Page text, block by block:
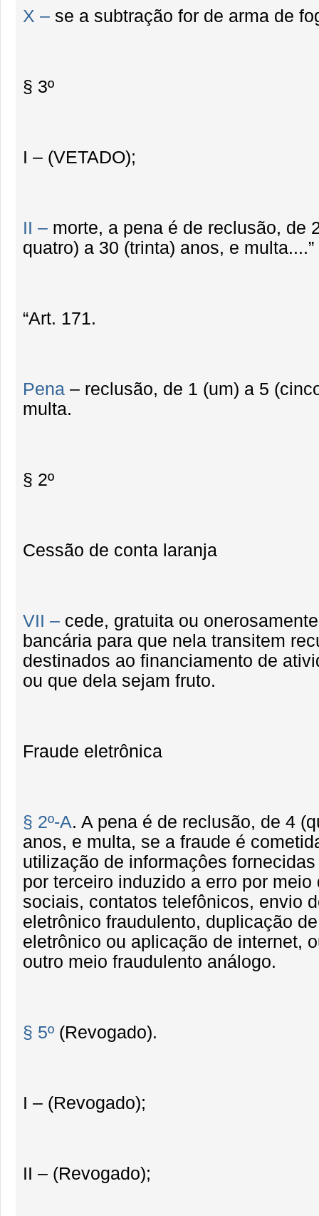
X – se a subtração for de arma de
§ 3º
I – (VETADO);
II – morte, a pena é de reclusão, de
quatro) a 30 (trinta) anos, e multa....”
“Art. 171.
Pena – reclusão, de 1 (um) a 5
multa.
§ 2º
Cessão de conta laranja
VII – cede, gratuita ou
bancária para que nela transitem
destinados ao financiamento de
ou que dela sejam fruto.
Fraude eletrônica
§ 2º-A. A pena é de reclusão, de 4
anos, e multa, se a fraude é
utilização de informaçôes
por terceiro induzido a erro por meio
sociais, contatos telefônicos, envio
eletrônico fraudulento, duplicação
eletrônico ou aplicação de internet,
outro meio fraudulento análogo.
§ 5º (Revogado).
I – (Revogado);
II – (Revogado);